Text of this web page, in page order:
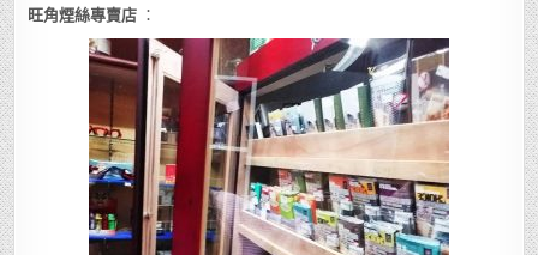
旺角煙絲專賣店 ：